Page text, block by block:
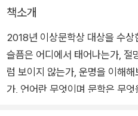
책소개
2018년 이상문학상 대상을 수
슬픔은 어디에서 태어나는가, 절
럼 보이지 않는가, 운명을 이해
가, 언어란 무엇이며 문학은 무